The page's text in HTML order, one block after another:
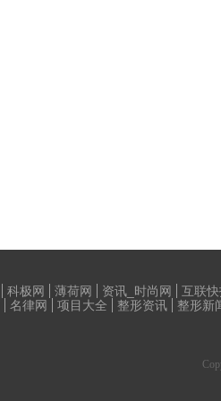
科极网 薄荷网 资讯_时尚网 互联快
名律网 项目大全 整形资讯 整形新